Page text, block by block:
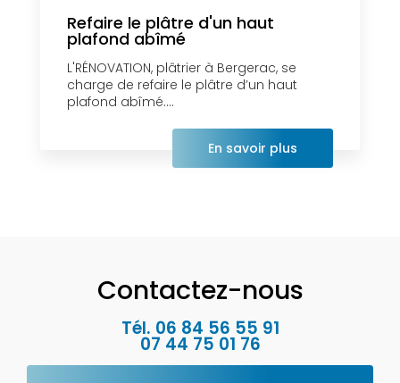
Refaire le plâtre d'un haut
plafond abîmé
L'RÉNOVATION, plâtrier à Bergerac, se
charge de refaire le plâtre d’un haut
plafond abîmé....
En savoir plus
Contactez-nous
Tél. 06 84 56 55 91
07 44 75 01 76